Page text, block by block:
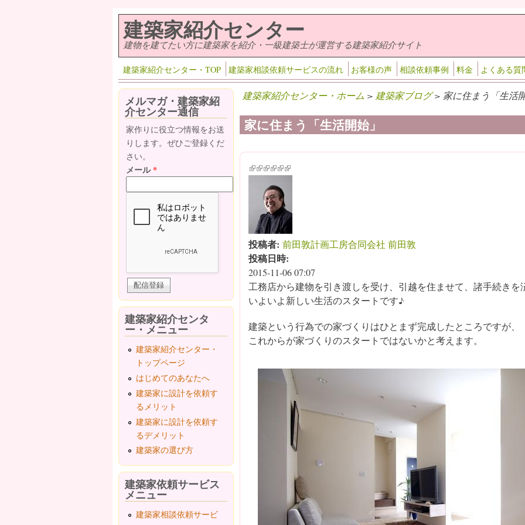
建築家紹介センター
建物を建てたい方に建築家を紹介・一級建築士が運営する建築家紹介サイト
建築家紹介センター・TOP 建築家相談依頼サービスの流れ お客様の声 相談依頼事例 料金 よくある質
建築家紹介センター・ホーム > 建築家ブログ> 家に住まう「生活
家に住まう「生活開始」
(link is external)
(link is external)
(link is external)
(link is external)
(link is external)
(link is external)
投稿者: 前田敦計画工房合同会社 前田敦
投稿日時:
2015-11-06 07:07
工務店から建物を引き渡しを受け、引越を住ませて、諸手続きを
いよいよ新しい生活のスタートです♪
建築という行為での家づくりはひとまず完成したところですが、
これからが家づくりのスタートではないかと考えます。
メルマガ・建築家紹
介センター通信
家作りに役立つ情報をお送
りします。ぜひご登録くだ
さい。
メール*
建築家紹介センタ
ー・メニュー
建築家紹介センター・
トップページ
はじめてのあなたへ
建築家に設計を依頼す
るメリット
建築家に設計を依頼す
るデメリット
建築家の選び方
建築家依頼サービス
メニュー
建築家相談依頼サービ